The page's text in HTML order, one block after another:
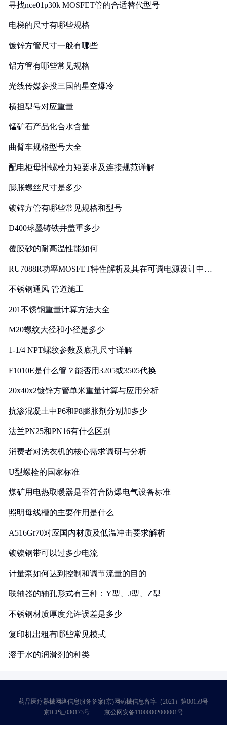
寻找nce01p30k MOSFET管的合适替代型号
电梯的尺寸有哪些规格
镀锌方管尺寸一般有哪些
铝方管有哪些常见规格
光线传媒参投三国的星空爆冷
横担型号对应重量
锰矿石产品化合水含量
曲臂车规格型号大全
配电柜母排螺栓力矩要求及连接规范详解
膨胀螺丝尺寸是多少
镀锌方管有哪些常见规格和型号
D400球墨铸铁井盖重多少
覆膜砂的耐高温性能如何
RU7088R功率MOSFET特性解析及其在可调电源设计中的
不锈钢通风 管道施工
201不锈钢重量计算方法大全
M20螺纹大径和小径是多少
1-1/4 NPT螺纹参数及底孔尺寸详解
F1010E是什么管？能否用3205或3505代换
20x40x2镀锌方管单米重量计算与应用分析
抗渗混凝土中P6和P8膨胀剂分别加多少
法兰PN25和PN16有什么区别
消费者对洗衣机的核心需求调研与分析
U型螺栓的国家标准
煤矿用电热取暖器是否符合防爆电气设备标准
照明母线槽的主要作用是什么
A516Gr70对应国内材质及低温冲击要求解析
镀镍钢带可以过多少电流
计量泵如何达到控制和调节流量的目的
联轴器的轴孔形式有三种：Y型、J型、Z型
不锈钢材质厚度允许误差是多少
复印机出租有哪些常见模式
溶于水的润滑剂的种类
药品医疗器械网络信息服务备案(京)网药械信息备字（2021）第00159号
京ICP证030173号
京公网安备11000002000001号